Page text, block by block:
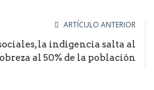
ARTÍCULO ANTERIOR
la indigencia salta al
al 50% de la población